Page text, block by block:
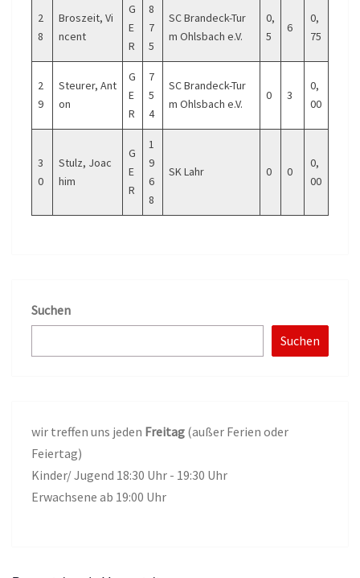
2
8
Broszeit, Vi
ncent
G
E
R
8
7
5
SC Brandeck-Tur
m Ohlsbach e.V.
0,
5
6
0,
75
2
9
Steurer, Ant
on
G
E
R
7
5
4
SC Brandeck-Tur
m Ohlsbach e.V.
0 3
0,
00
3
0
Stulz, Joac
him
G
E
R
1
9
6
8
SK Lahr 0 0
0,
00
Suchen
Suchen
wir treffen uns jeden Freitag (außer Ferien oder
Feiertag)
Kinder/ Jugend 18:30 Uhr - 19:30 Uhr
Erwachsene ab 19:00 Uhr